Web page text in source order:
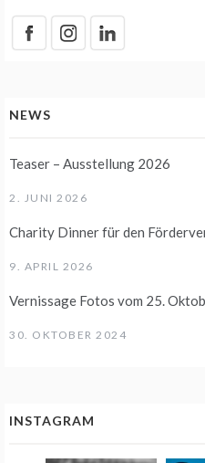
NEWS
Teaser – Ausstellung 2026
2. JUNI 2026
Charity Dinner für den
9. APRIL 2026
Vernissage Fotos vom 25.
30. OKTOBER 2024
INSTAGRAM